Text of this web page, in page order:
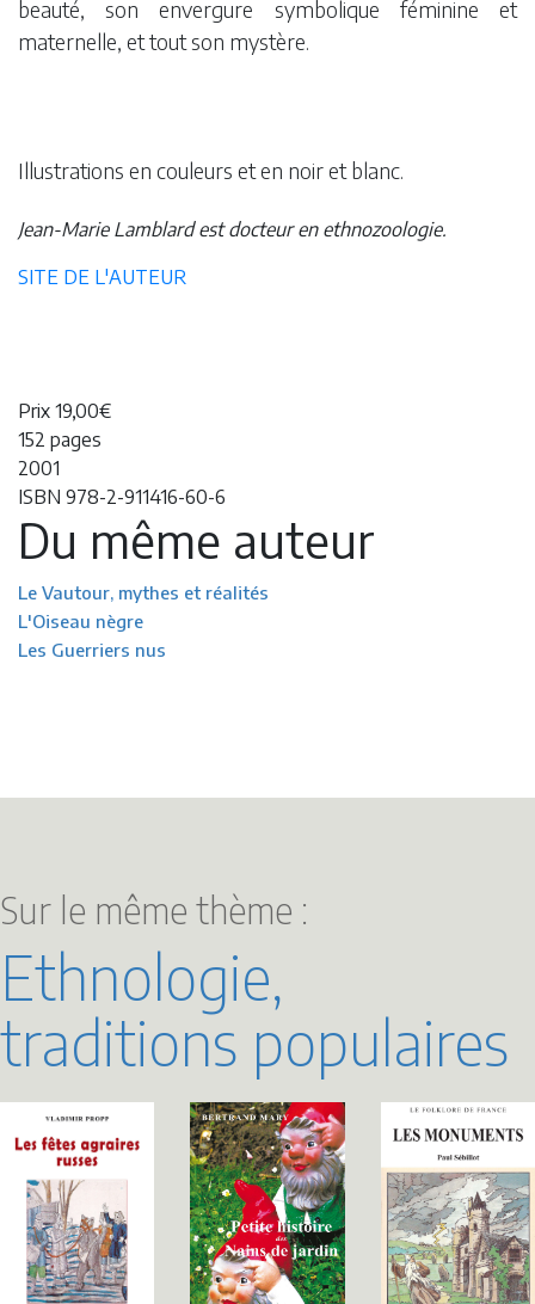
beauté, son envergure symbolique féminine et
maternelle, et tout son mystère.
Illustrations en couleurs et en noir et blanc.
Jean-Marie Lamblard est docteur en ethnozoologie.
SITE DE L'AUTEUR
Prix 19,00€
152 pages
2001
ISBN 978-2-911416-60-6
Du même auteur
Le Vautour, mythes et réalités
L'Oiseau nègre
Les Guerriers nus
Sur le même thème :
Ethnologie,
traditions populaires